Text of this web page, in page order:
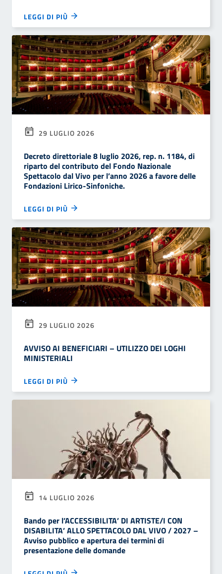
LEGGI DI PIÙ
29 LUGLIO 2026
Decreto direttoriale 8 luglio 2026, rep. n. 1184, di
riparto del contributo del Fondo Nazionale
Spettacolo dal Vivo per l’anno 2026 a favore delle
Fondazioni Lirico-Sinfoniche.
LEGGI DI PIÙ
29 LUGLIO 2026
AVVISO AI BENEFICIARI – UTILIZZO DEI LOGHI
MINISTERIALI
LEGGI DI PIÙ
14 LUGLIO 2026
Bando per l’ACCESSIBILITA’ DI ARTISTE/I CON
DISABILITA’ ALLO SPETTACOLO DAL VIVO / 2027 –
Avviso pubblico e apertura dei termini di
presentazione delle domande